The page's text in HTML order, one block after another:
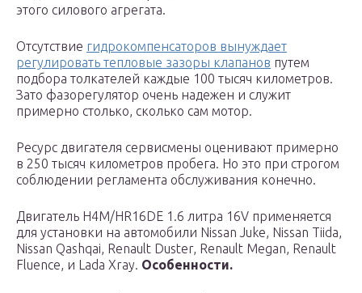
этого силового агрегата.
Отсутствие гидрокомпенсаторов вынуждает
регулировать тепловые зазоры клапанов путем
подбора толкателей каждые 100 тысяч километров.
Зато фазорегулятор очень надежен и служит
примерно столько, сколько сам мотор.
Ресурс двигателя сервисмены оценивают примерно
в 250 тысяч километров пробега. Но это при строгом
соблюдении регламента обслуживания конечно.
Двигатель H4M/HR16DE 1.6 литра 16V применяется
для установки на автомобили Nissan Juke, Nissan Tiida,
Nissan Qashqai, Renault Duster, Renault Megan, Renault
Fluence, и Lada Xray. Особенности.